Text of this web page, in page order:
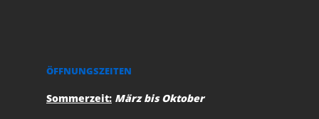
ÖFFNUNGSZEITEN
Sommerzeit: März bis Oktober